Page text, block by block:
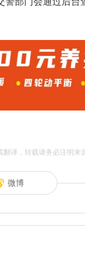
译，转载请务必注明来源
微博